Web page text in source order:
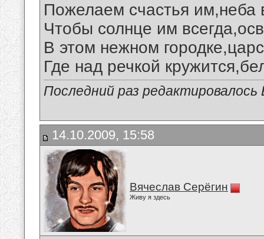
Пожелаем счастья им,неба
Чтобы солнце им
В этом нежном
Где над речкой
Последний раз
14.10.2009, 15:58
Вячеслав Серёгин
Живу я здесь